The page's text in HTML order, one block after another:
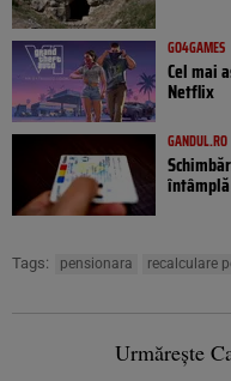
GO4GAMES
Cel mai
Netflix
GANDUL.RO
întâmplă
Tags: pensionara recalculare
Urmărește